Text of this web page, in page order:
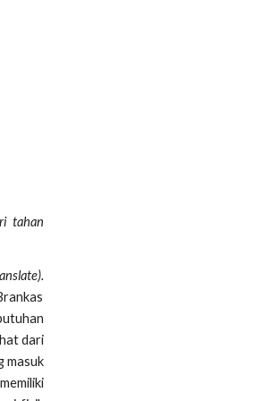
tahan
dari
masuk